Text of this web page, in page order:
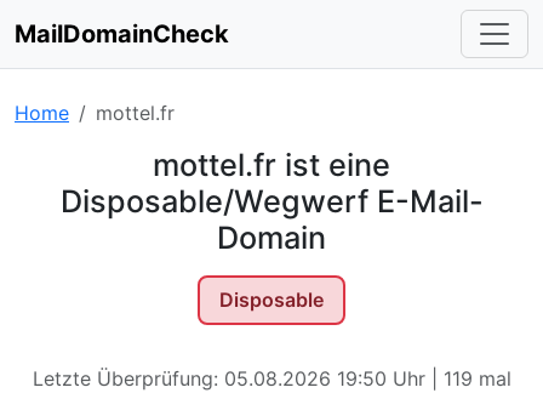
MailDomainCheck
Home mottel.fr
mottel.fr ist eine
Disposable/Wegwerf E-Mail-
Domain
Disposable
Letzte Überprüfung: 05.08.2026 19:50 Uhr | 119 mal